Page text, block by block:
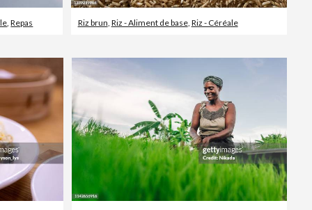
,Repas Riz brun, Riz - Aliment de base, Riz - Céréale